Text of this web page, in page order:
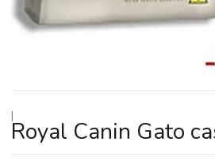
|
Royal Canin Gato